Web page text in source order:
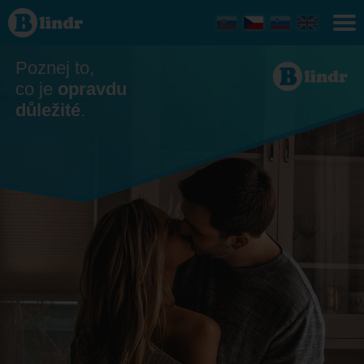
Seznamka - On
hledá ji
Moravskoslezský
Poznej to,
co je opravdu
důležité.